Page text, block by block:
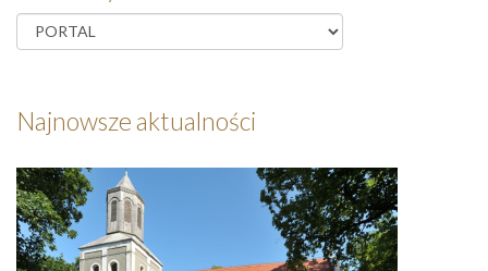
Najnowsze aktualności